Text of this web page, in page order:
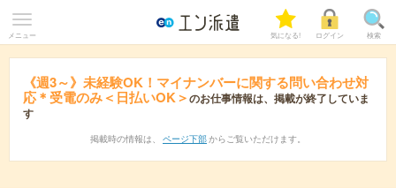
メニュー 気になる! ログイン 検索
《週3～》未経験OK！マイナンバーに関する問い合わせ対
応＊受電のみ＜日払いOK＞のお仕事情報は、掲載が終了していま
す
掲載時の情報は、 ページ下部 からご覧いただけます。